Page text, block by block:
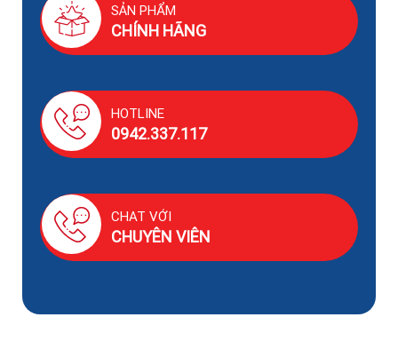
SẢN PHẨM
CHÍNH HÃNG
HOTLINE
0942.337.117
CHAT VỚI
CHUYÊN VIÊN